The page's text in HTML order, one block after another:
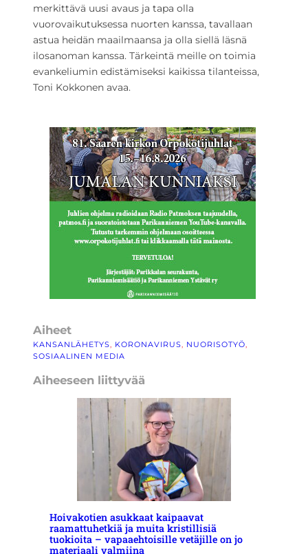
merkittävä uusi avaus ja tapa olla
vuorovaikutuksessa nuorten kanssa, tavallaan
astua heidän maailmaansa ja olla siellä läsnä
ilosanoman kanssa. Tärkeintä meille on toimia
evankeliumin edistämiseksi kaikissa tilanteissa,
Toni Kokkonen avaa.
Aiheet
KANSANLÄHETYS, KORONAVIRUS, NUORISOTYÖ
SOSIAALINEN MEDIA
Aiheeseen liittyvää
Hoivakotien asukkaat kaipaavat
raamattuhetkiä ja muita kristillisiä
tuokioita – vapaaehtoisille vetäjille on jo
materiaali valmiina